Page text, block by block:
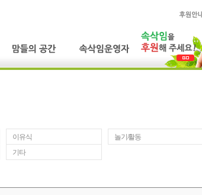
이유식
놀기/활동
기타